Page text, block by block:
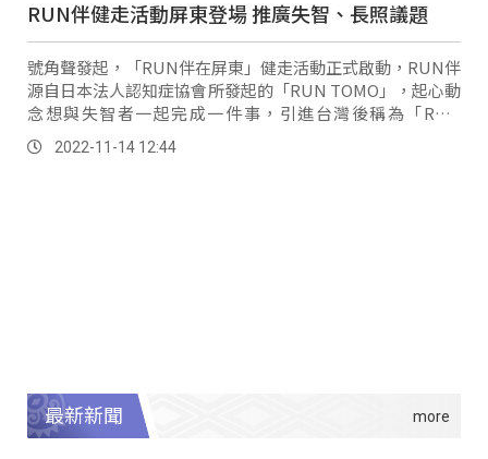
RUN伴健走活動屏東登場 推廣失智、長照議題
號角聲發起，「RUN伴在屏東」健走活動正式啟動，RUN伴
源自日本法人認知症協會所發起的「RUN TOMO」，起心動
念想與失智者一起完成一件事，引進台灣後稱為「RUN
伴」，強調「陪伴」對失智者的重要性，也希望藉由健走讓
民眾能更加認識失智者及長照議題。
2022-11-14 12:44
最新新聞